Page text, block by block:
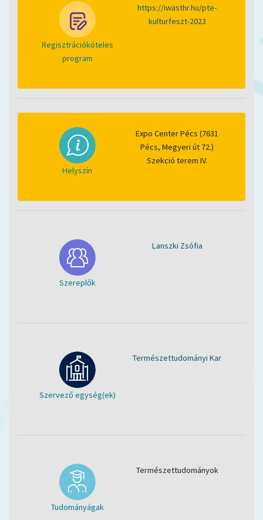
Regisztrációköteles
program
https://iwasthr.hu/pte-
kulturfeszt-2023
Helyszín
Expo Center Pécs (7631
Pécs, Megyeri út 72.)
Szekció terem IV.
Szereplők
Lanszki Zsófia
Szervező egység(ek)
Természettudományi Kar
Tudományágak
Természettudományok